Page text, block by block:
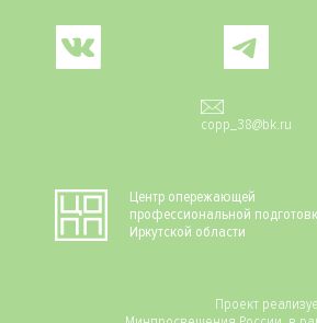
Social
copp_38@bk.ru
Центр опережающей
профессиональной
Иркутской области
Проект